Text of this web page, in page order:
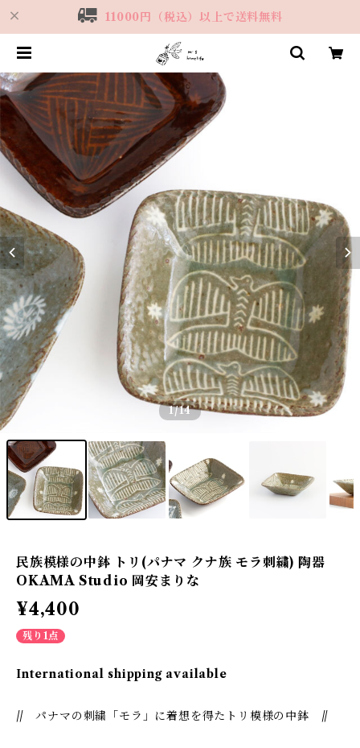
11000円（税込）以上で送料無料
1/14
民族模様の中鉢 トリ(パナマ クナ族 モラ刺繍) 陶器
OKAMA Studio 岡安まりな
¥4,400
残り1点
International shipping available
// パナマの刺繍「モラ」に着想を得たトリ模様の中鉢 //